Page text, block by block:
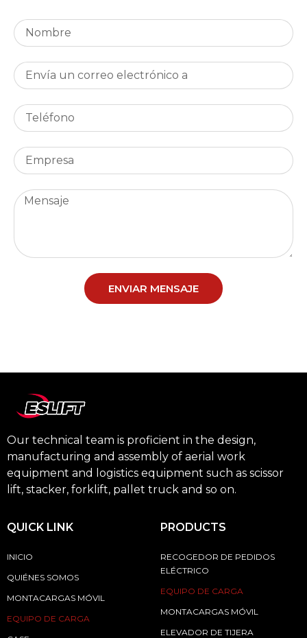
ENVIAR MENSAJE
Our technical team is proficient in the design,
manufacturing and assembly of aerial work
equipment and logistics equipment such as scissor
lift, stacker, forklift, pallet truck and so on.
QUICK LINK
INICIO
QUIÉNES SOMOS
MONTACARGAS MÓVIL
EQUIPO DE CARGA
PRODUCTS
RECOGEDOR DE PEDIDOS
ELÉCTRICO
EQUIPO DE CARGA
MONTACARGAS MÓVIL
ELEVADOR DE TIJERA